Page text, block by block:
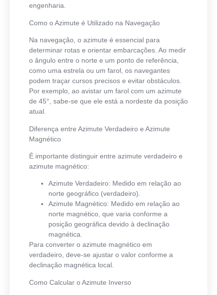
engenharia.
Como o Azimute é Utilizado na Navegação
Na navegação, o azimute é essencial para
determinar rotas e orientar embarcações. Ao medir
o ângulo entre o norte e um ponto de referência,
como uma estrela ou um farol, os navegantes
podem traçar cursos precisos e evitar obstáculos.
Por exemplo, ao avistar um farol com um azimute
de 45°, sabe-se que ele está a nordeste da posição
atual.
Diferença entre Azimute Verdadeiro e Azimute
Magnético
É importante distinguir entre azimute verdadeiro e
azimute magnético:
Azimute Verdadeiro: Medido em relação ao
norte geográfico (verdadeiro).
Azimute Magnético: Medido em relação ao
norte magnético, que varia conforme a
posição geográfica devido à declinação
magnética.
Para converter o azimute magnético em
verdadeiro, deve-se ajustar o valor conforme a
declinação magnética local.
Como Calcular o Azimute Inverso